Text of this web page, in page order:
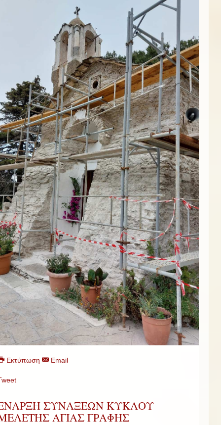
Εκτύπωση Email
ΣΥΝΑΞΕΩΝ ΚΥΚΛΟΥ
ΑΓΙΑΣ ΓΡΑΦΗΣ